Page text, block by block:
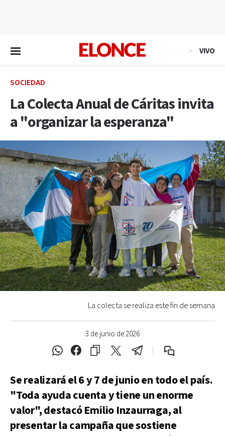
VIVO
SOCIEDAD
La Colecta Anual de Cáritas invita
a "organizar la esperanza"
3 de junio de 2026
La colecta se realiza este fin de semana
Se realizará el 6 y 7 de junio en todo el país.
"Toda ayuda cuenta y tiene un enorme
valor", destacó Emilio Inzaurraga, al
presentar la campaña que sostiene